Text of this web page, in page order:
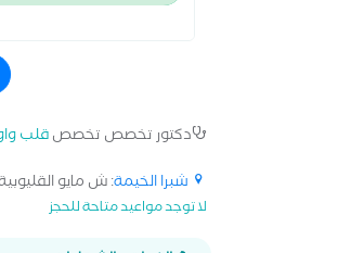
دكتور تخصص تخصصقلب
شبرا الخيمة: ش مايو
لا توجد مواعيد متاحة للحجز